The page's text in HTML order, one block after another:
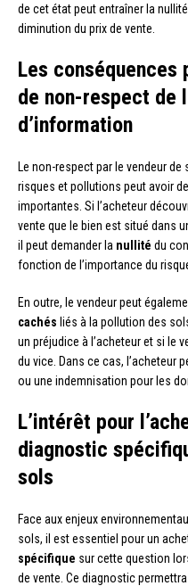
de cet état peut entraîner la
diminution du prix de vente.
Les conséquences
de non-respect de
d’information
Le non-respect par le vendeur
risques et pollutions peut avoir
importantes. Si l’acheteur
vente que le bien est situé dans
il peut demander la nullité du
fonction de l’importance du
En outre, le vendeur peut
cachés liés à la pollution des
un préjudice à l’acheteur et si le
du vice. Dans ce cas, l’acheteur
ou une indemnisation pour les
L’intérêt pour
diagnostic
sols
Face aux enjeux
sols, il est essentiel pour un
spécifique sur cette question
de vente. Ce diagnostic